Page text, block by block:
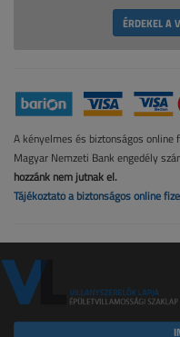
ÉRDEKEL A
A kényelmes és biztonságos online
Magyar Nemzeti Bank engedély
hozzánk nem jutnak el.
Tájékoztató a biztonságos online